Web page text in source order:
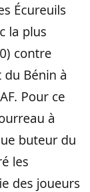
Écureuils
la plus
contre
du Bénin à
Pour ce
à
buteur du
les
des joueurs